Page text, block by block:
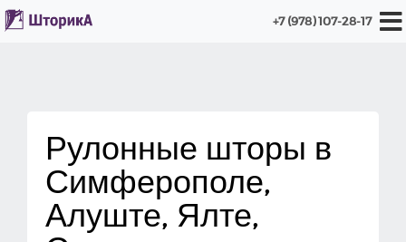
+7 (978) 107-28-17
Рулонные шторы в
Симферополе,
Алуште, Ялте,